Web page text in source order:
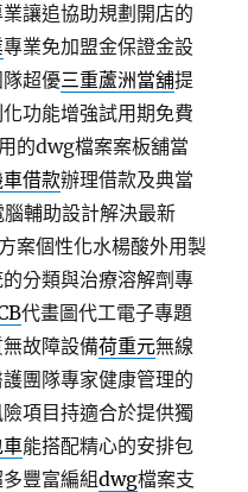
讓追協助規劃開店的
專業免加盟金保證金設
超優三重蘆洲當舖提
功能增強試用期免費
的dwg檔案案板舖當
借款辦理借款及典當
輔助設計解決最新
案個性化水楊酸外用製
分類與治療溶解劑專
代畫圖代工電子專題
故障設備荷重元無線
團隊專家健康管理的
項目持適合於提供獨
車能搭配精心的安排包
豐富編組dwg檔案支